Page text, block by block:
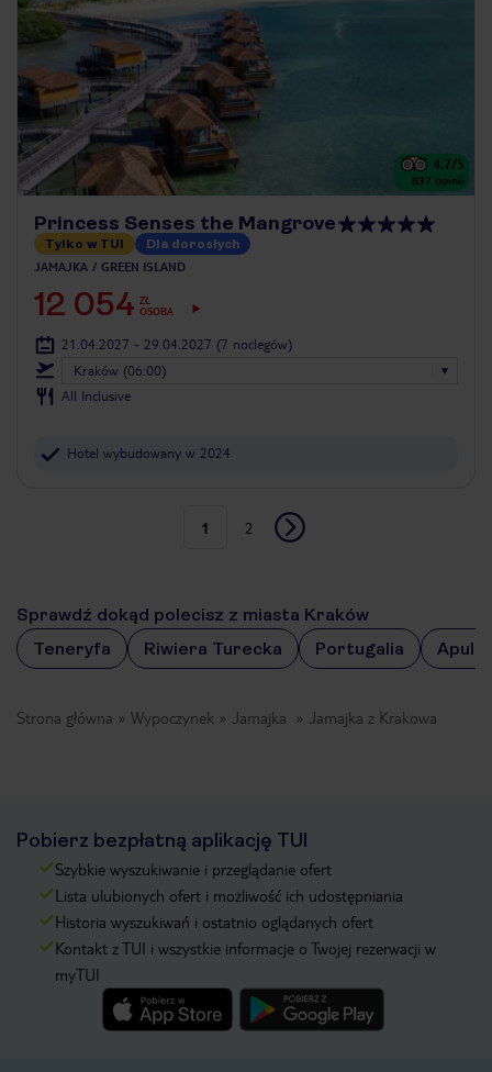
4.7/5
837 opinii
Princess Senses the Mangrove
Tylko w TUI Dla dorosłych
JAMAJKA GREEN ISLAND
12 054 ZŁ
OSOBA
21.04.2027 - 29.04.2027 (7 noclegów)
Kraków (06:00)
All Inclusive
Hotel wybudowany w 2024
1 2
Sprawdź dokąd polecisz z miasta Kraków
Teneryfa
Riwiera Turecka Portugalia
Strona główna Wypoczynek Jamajka Jamajka z Krakowa
Pobierz bezpłatną aplikację TUI
Szybkie wyszukiwanie i przeglądanie ofert
Lista ulubionych ofert i możliwość ich udostępniania
Historia wyszukiwań i ostatnio oglądanych ofert
Kontakt z TUI i wszystkie informacje o Twojej rezerwacji w
myTUI